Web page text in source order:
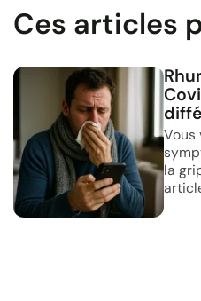
Ces articles
Vous
la